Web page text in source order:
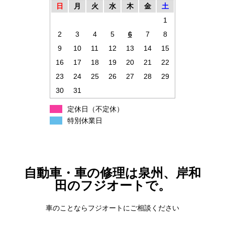
日
月 火 水 木 金
土
1
2
3 4 5 6 7
8
9
10 11 12 13 14
15
16
17 18 19 20 21
22
23
24 25 26 27 28
29
30
31
定休日（不定休）
特別休業日
自動車・車の修理は泉州、岸和
田のフジオートで。
車のことならフジオートにご相談ください